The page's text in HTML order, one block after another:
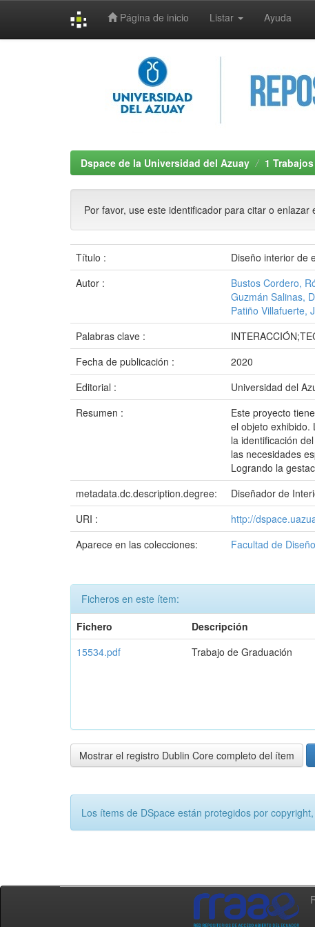
Página de inicio Listar Ayuda
Dspace de la Universidad del Azuay 1 Trabajos
Por favor, use este identificador para citar o enlazar
Título :
Diseño interior de
Autor :
Bustos Cordero,
Guzmán Salinas,
Patiño Villafuerte,
Palabras clave :
Fecha de publicación :
2020
Editorial :
Universidad del
Resumen :
Este proyecto
el objeto exhibido.
la identificación
las necesidades
Logrando la
metadata.dc.description.degree:
Diseñador de
URI :
http://
Aparece en las colecciones:
Facultad de
Ficheros en este ítem:
Fichero
Descripción
15534.pdf
Trabajo de Graduación
Mostrar el registro Dublin Core completo del ítem
Los ítems de DSpace están protegidos por